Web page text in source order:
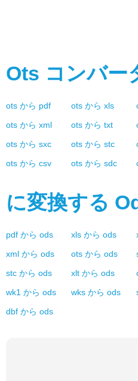
Ots コンバー
ots から pdf ots から xls
ots から xml ots から txt
ots から sxc ots から stc
ots から csv ots から sdc
に変換する
pdf から ods xls から ods
xml から ods ots から ods
stc から ods xlt から ods
wk1 から ods wks から ods
dbf から ods